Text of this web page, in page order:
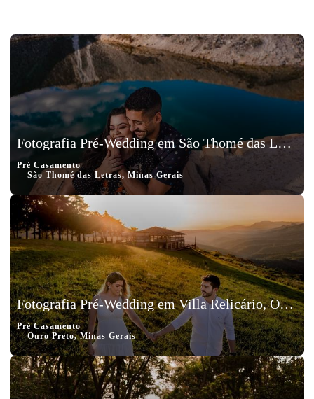
Fotografia Pré-Wedding em São Thomé das Letras, Minas Gerais, Bruno e Jéssica
Pré Casamento
São Thomé das Letras, Minas Gerais
Fotografia Pré-Wedding em Villa Relicário, Ouro Preto, Minas Gerais, Matheus e Gabi
Pré Casamento
Ouro Preto, Minas Gerais